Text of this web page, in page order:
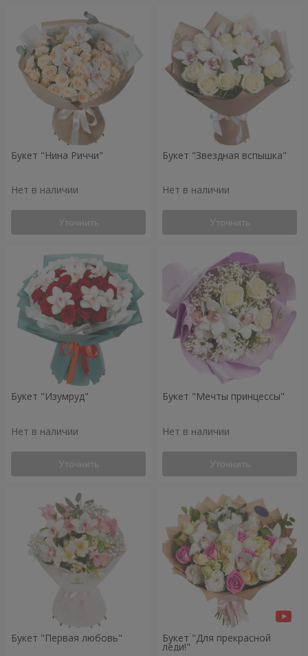
Букет "Нина Риччи"
Нет в наличии
Уточнить
Букет "Звездная вспышка"
Нет в наличии
Уточнить
Букет "Изумруд"
Нет в наличии
Уточнить
Букет "Мечты принцессы"
Нет в наличии
Уточнить
Букет "Первая любовь" Букет "Для прекрасной
леди!"